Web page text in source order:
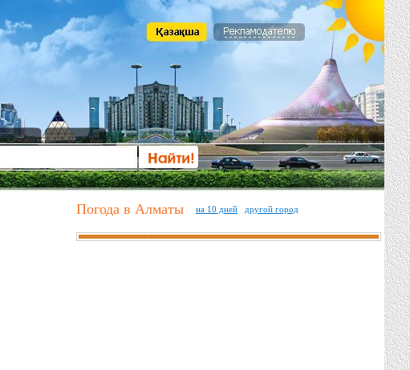
Погода в Алматы на 10 дней другой город